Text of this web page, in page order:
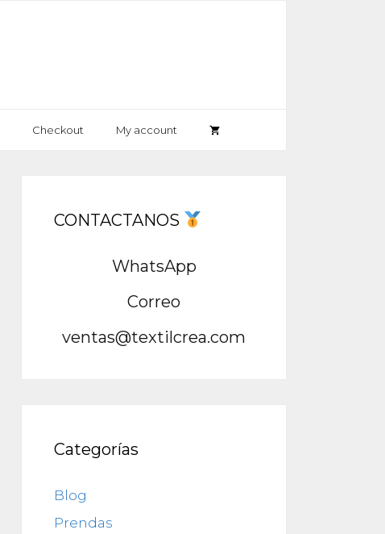
Checkout My account
CONTACTANOS
WhatsApp
Correo
ventas@textilcrea.com
Categorías
Blog
Prendas